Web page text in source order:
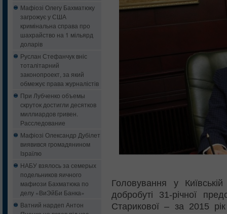
Мафіозі Олегу Бахматюку
загрожує у США
кримінальна справа про
шахрайство на 1 мільярд
доларів
Руслан Стефанчук вніс
тоталітарний
законопроект, за який
обмежує права журналістів
При Лубченко объемы
скруток достигли десятков
миллиардов гривен.
Расследование
Мафіозі Олександр Дубілет
виявився громадянином
Ізраїлю
НАБУ взялось за семерых
подельников яичного
мафиози Бахматюка по
делу «ВиЭйБи Банка»
Ватний нардеп Антон
Головування у
добробуті 31-річної
Старикової – за 2015